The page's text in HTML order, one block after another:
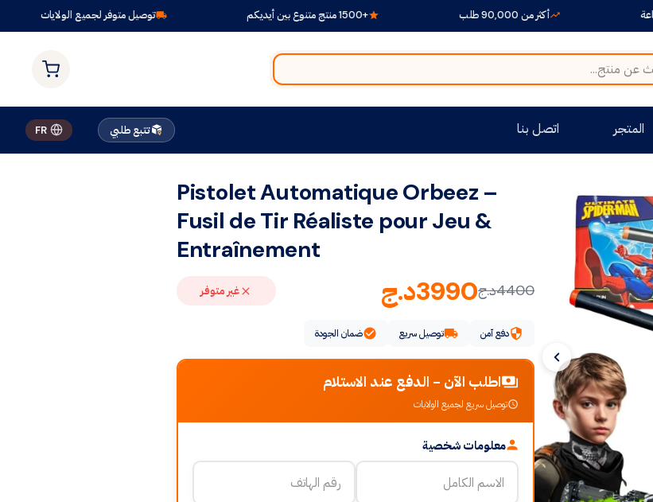
توصيل متوفر لجميع الولايات أكثر من 90,000 طلب
المتجر اتصل بنا تتبع طلبي FR
Pistolet Automatique Orbeez –
Fusil de Tir Réaliste pour Jeu &
Entraînement
4400د.ج3990د.ج غير متوفر
دفع آمن توصيل سريع ضمان الجودة
اطلب الآن - الدفع عند الاستلام
توصيل سريع لجميع الولايات
معلومات شخصية